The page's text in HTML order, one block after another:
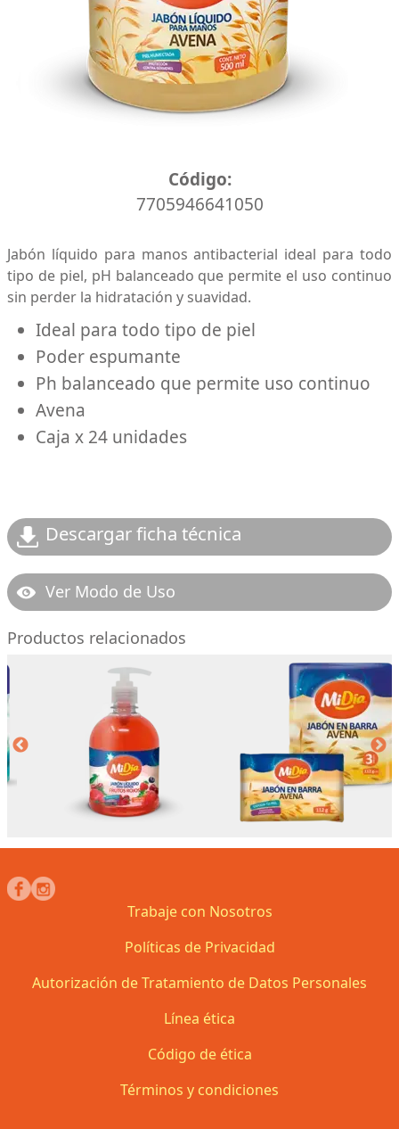
Código:
7705946641050
Jabón líquido para manos antibacterial ideal para todo
tipo de piel, pH balanceado que permite el uso continuo
sin perder la hidratación y suavidad.
Ideal para todo tipo de piel
Poder espumante
Ph balanceado que permite uso continuo
Avena
Caja x 24 unidades
Descargar ficha técnica
Ver Modo de Uso
Productos relacionados
Trabaje con Nosotros
Políticas de Privacidad
Autorización de Tratamiento de Datos Personales
Línea ética
Código de ética
Términos y condiciones